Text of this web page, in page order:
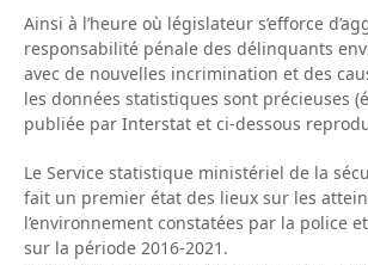
Ainsi à l’heure où législateur s’efforce
responsabilité pénale des délinquants
avec de nouvelles incrimination et des
les données statistiques sont précieuses
publiée par Interstat et ci-dessous
Le Service statistique ministériel de la
fait un premier état des lieux sur les
l’environnement constatées par la police
sur la période 2016-2021.